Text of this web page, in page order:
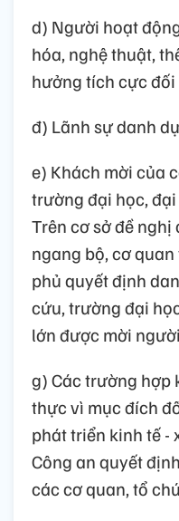
d) Người hoạt
hóa, nghệ thuật,
hưởng tích cực
đ) Lãnh sự danh
e) Khách mời của
trường đại học,
Trên cơ sở đề
ngang bộ, cơ
phủ quyết định
cứu, trường đại
lớn được mời
g) Các trường hợp
thực vì mục đích
phát triển kinh tế -
Công an quyết
các cơ quan, tổ